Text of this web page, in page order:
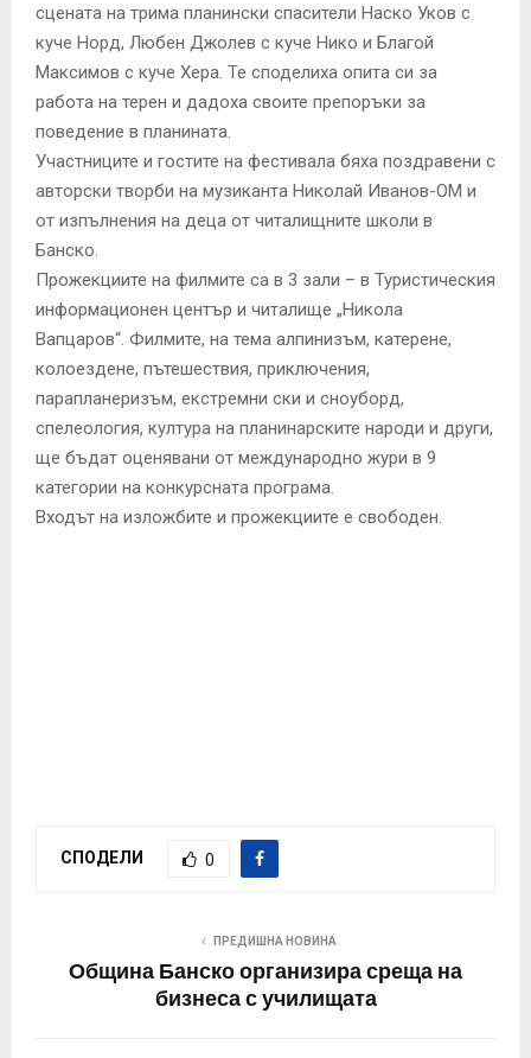
сцената на трима планински спасители Наско Уков с
куче Норд, Любен Джолев с куче Нико и Благой
Максимов с куче Хера. Те споделиха опита си за
работа на терен и дадоха своите препоръки за
поведение в планината.
Участниците и гостите на фестивала бяха поздравени с
авторски творби на музиканта Николай Иванов-ОМ и
от изпълнения на деца от читалищните школи в
Банско.
Прожекциите на филмите са в 3 зали – в Туристическия
информационен център и читалище „Никола
Вапцаров“. Филмите, на тема алпинизъм, катерене,
колоездене, пътешествия, приключения,
парапланеризъм, екстремни ски и сноуборд,
спелеология, култура на планинарските народи и други,
ще бъдат оценявани от международно жури в 9
категории на конкурсната програма.
Входът на изложбите и прожекциите е свободен.
СПОДЕЛИ 0
ПРЕДИШНА НОВИНА
Община Банско организира среща на
бизнеса с училищата